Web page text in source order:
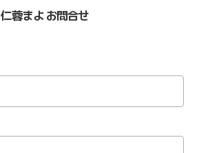
仁蓉まよ お問合せ